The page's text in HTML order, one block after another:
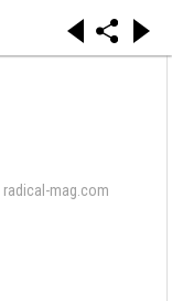
radical-mag.com